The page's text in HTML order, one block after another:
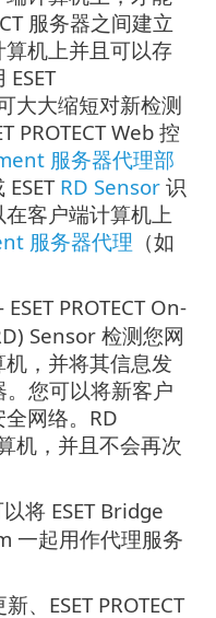
服务器之间建立
机上并且可以存
大大缩短对新检测
PROTECT Web 控
服务器代理部
RD Sensor 识
客户端计算机上
服务器代理 （如
ESET PROTECT On-
Sensor 检测您网
，并将其信息发
。您可以将新客户
网络。RD
机，并且不会再次
将 ESET Bridge
一起用作代理服务
、ESET PROTECT